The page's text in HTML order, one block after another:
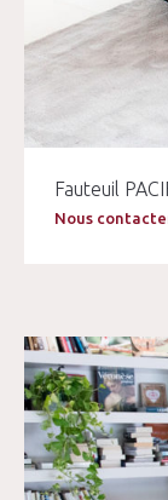
Fauteuil
Nous